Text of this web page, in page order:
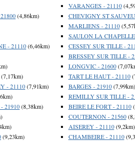
(4,86km)
- 21110(6,46km)
(7,17km)
- 21110(7,91km)
21910(8,38km)
(9,23km)
VARANGES - 21110
CHEVIGNY ST
MARLIENS - 21110
SAULON LA
CESSEY SUR TILLE -
BRESSEY SUR TILLE -
LONGVIC - 21600
TART LE HAUT - 21110
BARGES - 21910(7,99km)
REMILLY SUR TILLE -
BEIRE LE FORT - 21110
COUTERNON - 21560
AISEREY - 21110(9,2km)
CHAMBEIRE - 21110